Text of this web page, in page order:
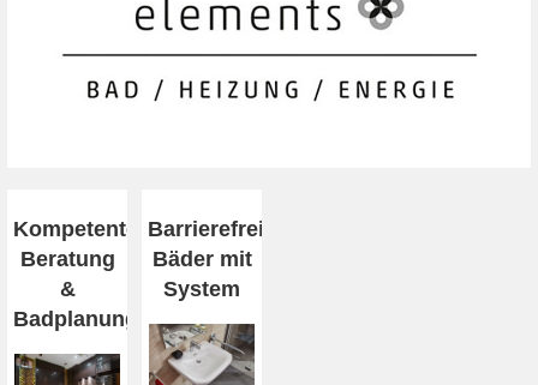
Kompetente
Beratung
&
Badplanung
Barrierefreiheit
Bäder mit
System